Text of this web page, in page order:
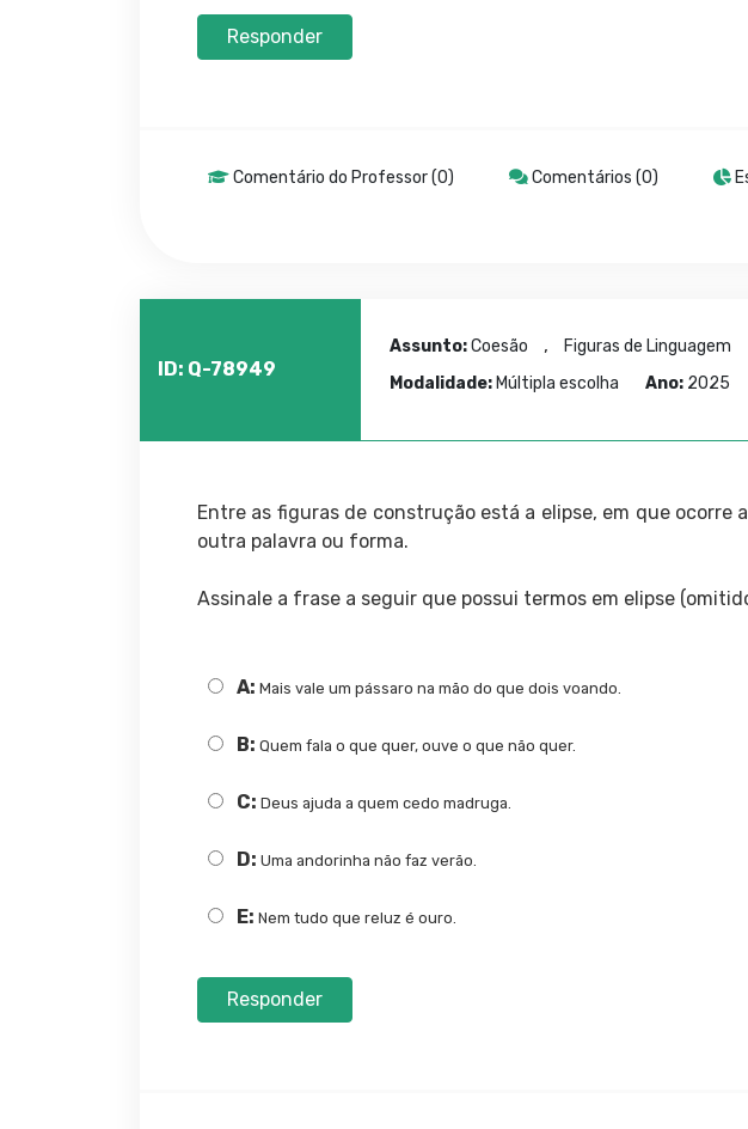
Responder
Comentário do Professor (0) Comentários (0)
ID: Q-78949
Assunto:Coesão , Figuras de Linguagem
Modalidade: Múltipla escolha Ano: 2025
Entre as figuras de construção está a elipse, em que
outra palavra ou forma.
Assinale a frase a seguir que possui termos em elipse
A: Mais vale um pássaro na mão do que dois voando.
B: Quem fala o que quer, ouve o que não quer.
C: Deus ajuda a quem cedo madruga.
D: Uma andorinha não faz verão.
E: Nem tudo que reluz é ouro.
Responder